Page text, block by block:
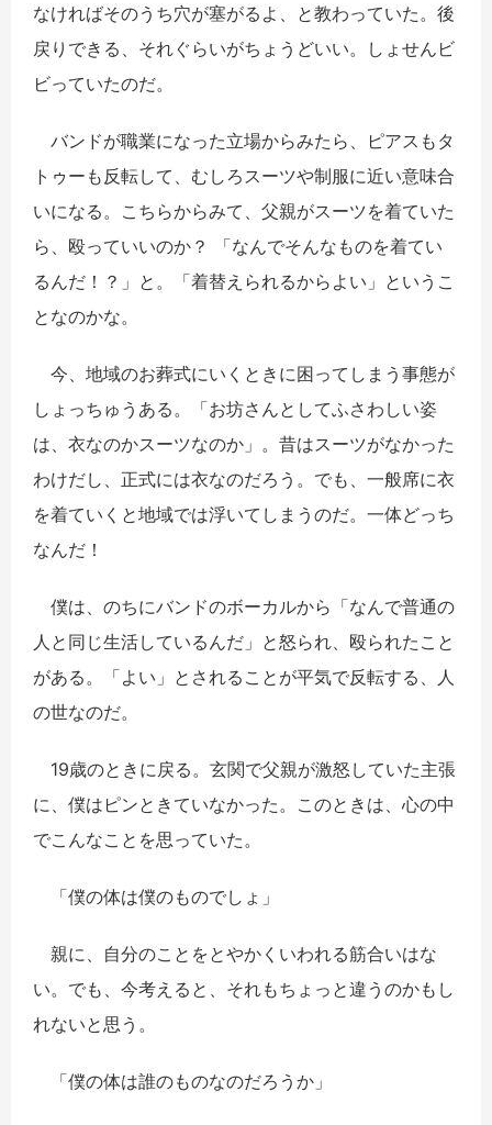
なければそのうち穴が塞がるよ、と教わっていた。後
戻りできる、それぐらいがちょうどいい。しょせんビ
ビっていたのだ。
バンドが職業になった立場からみたら、ピアスもタ
トゥーも反転して、むしろスーツや制服に近い意味合
いになる。こちらからみて、父親がスーツを着ていた
ら、殴っていいのか？ 「なんでそんなものを着てい
るんだ！？」と。「着替えられるからよい」というこ
となのかな。
今、地域のお葬式にいくときに困ってしまう事態が
しょっちゅうある。「お坊さんとしてふさわしい姿
は、衣なのかスーツなのか」。昔はスーツがなかった
わけだし、正式には衣なのだろう。でも、一般席に衣
を着ていくと地域では浮いてしまうのだ。一体どっち
なんだ！
僕は、のちにバンドのボーカルから「なんで普通の
人と同じ生活しているんだ」と怒られ、殴られたこと
がある。「よい」とされることが平気で反転する、人
の世なのだ。
19歳のときに戻る。玄関で父親が激怒していた主張
に、僕はピンときていなかった。このときは、心の中
でこんなことを思っていた。
「僕の体は僕のものでしょ」
親に、自分のことをとやかくいわれる筋合いはな
い。でも、今考えると、それもちょっと違うのかもし
れないと思う。
「僕の体は誰のものなのだろうか」